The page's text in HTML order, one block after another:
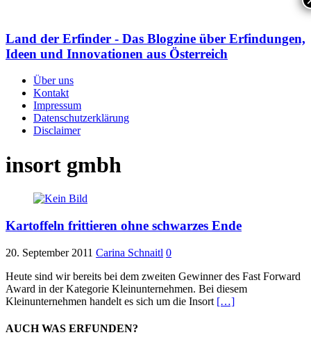
Land der Erfinder - Das Blogzine über Erfindungen,
Ideen und Innovationen aus Österreich
Über uns
Kontakt
Impressum
Datenschutzerklärung
Disclaimer
insort gmbh
Kartoffeln frittieren ohne schwarzes Ende
20. September 2011 Carina Schnaitl 0
Heute sind wir bereits bei dem zweiten Gewinner des Fast Forward
Award in der Kategorie Kleinunternehmen. Bei diesem
Kleinunternehmen handelt es sich um die Insort […]
AUCH WAS ERFUNDEN?